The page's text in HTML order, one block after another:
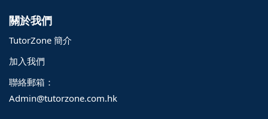
關於我們
TutorZone 簡介
加入我們
聯絡郵箱：
Admin@tutorzone.com.hk